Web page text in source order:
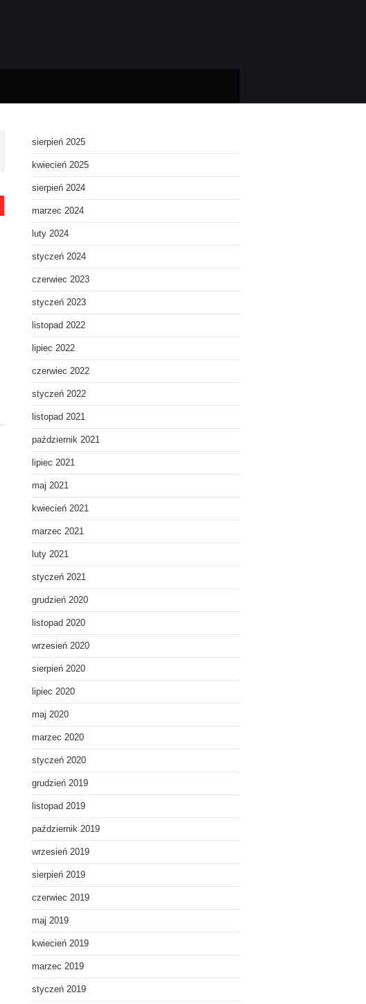
sierpień 2025
kwiecień 2025
sierpień 2024
marzec 2024
luty 2024
styczeń 2024
czerwiec 2023
styczeń 2023
listopad 2022
lipiec 2022
czerwiec 2022
styczeń 2022
listopad 2021
październik 2021
lipiec 2021
maj 2021
kwiecień 2021
marzec 2021
luty 2021
styczeń 2021
grudzień 2020
listopad 2020
wrzesień 2020
sierpień 2020
lipiec 2020
maj 2020
marzec 2020
styczeń 2020
grudzień 2019
listopad 2019
październik 2019
wrzesień 2019
sierpień 2019
czerwiec 2019
maj 2019
kwiecień 2019
marzec 2019
styczeń 2019